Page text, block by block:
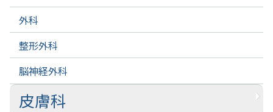
外科
整形外科
脳神経外科
皮膚科